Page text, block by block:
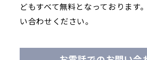
どもすべて無料となっております
い合わせください。